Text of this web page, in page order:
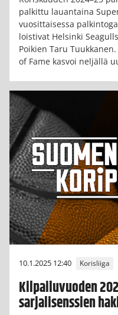
palkittu lauantaina
vuosittaisessa
loistivat Helsinki
Poikien Taru
of Fame kasvoi neljällä
10.1.2025 12:40 Korisliiga
Kilpailuvuoden
sarjalisenssien